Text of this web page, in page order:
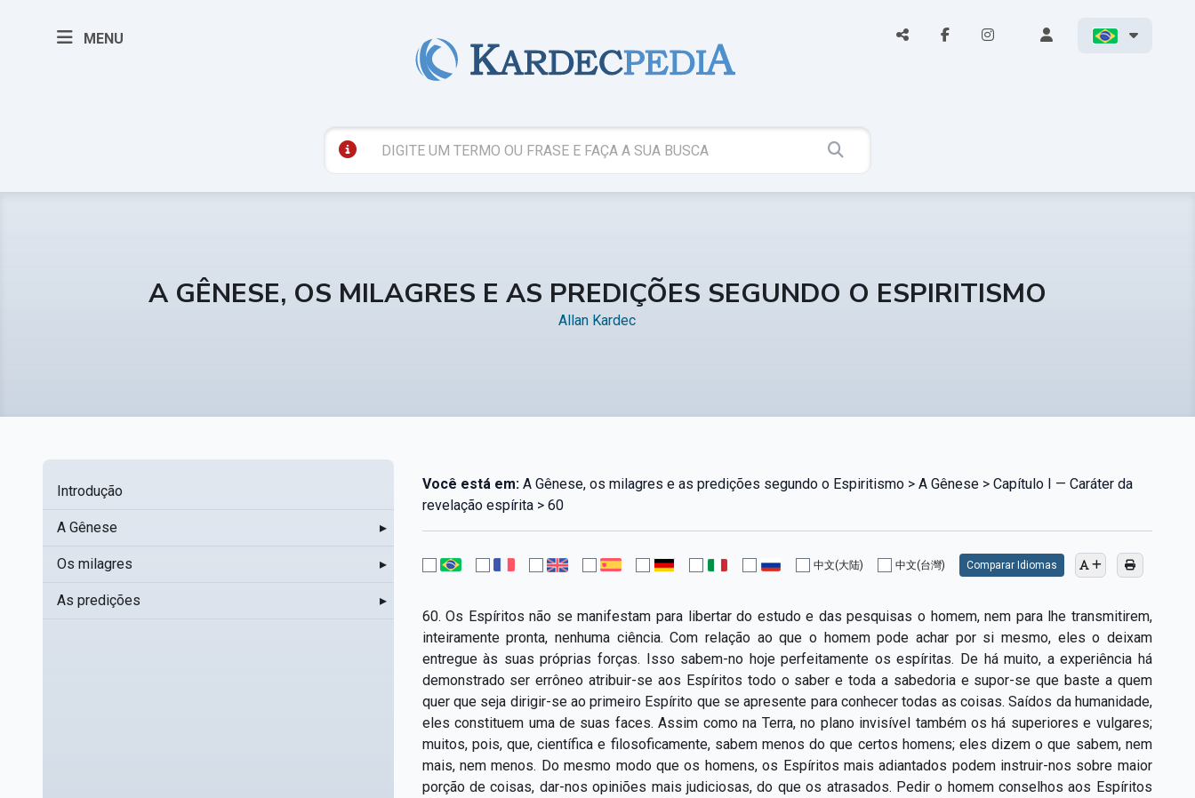
MENU
A GÊNESE, OS MILAGRES E AS PREDIÇÕES SEGUNDO O ESPIRITISMO
Allan Kardec
Introdução
A Gênese ▸
Os milagres ▸
As predições ▸
Você está em:A Gênese, os milagres e as predições segundo o Espiritismo > A Gênese > Capítulo I — Caráter da
revelação espírita > 60
中文(大陆) 中文(台灣) Comparar Idiomas
60. Os Espíritos não se manifestam para libertar do estudo e das pesquisas o homem, nem para lhe transmitirem,
inteiramente pronta, nenhuma ciência. Com relação ao que o homem pode achar por si mesmo, eles o deixam
entregue às suas próprias forças. Isso sabem-no hoje perfeitamente os espíritas. De há muito, a experiência há
demonstrado ser errôneo atribuir-se aos Espíritos todo o saber e toda a sabedoria e supor-se que baste a quem
quer que seja dirigir-se ao primeiro Espírito que se apresente para conhecer todas as coisas. Saídos da humanidade,
eles constituem uma de suas faces. Assim como na Terra, no plano invisível também os há superiores e vulgares;
muitos, pois, que, científica e filosoficamente, sabem menos do que certos homens; eles dizem o que sabem, nem
mais, nem menos. Do mesmo modo que os homens, os Espíritos mais adiantados podem instruir-nos sobre maior
porção de coisas, dar-nos opiniões mais judiciosas, do que os atrasados. Pedir o homem conselhos aos Espíritos